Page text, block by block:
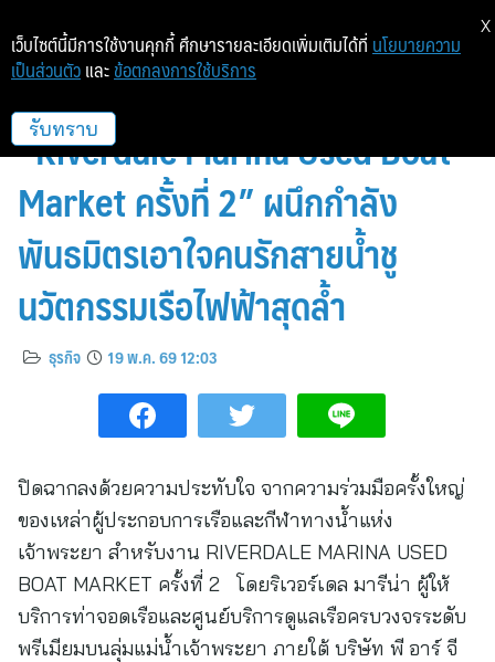
ริเวอร์เดล มารีน่า จัดใหญ่
“Riverdale Marina Used Boat
Market ครั้งที่ 2” ผนึกกำลัง
พันธมิตรเอาใจคนรักสายน้ำชู
นวัตกรรมเรือไฟฟ้าสุดล้ำ
ธุรกิจ 19 พ.ค. 69 12:03
ปิดฉากลงด้วยความประทับใจ จากความร่วมมือครั้งใหญ่
ของเหล่าผู้ประกอบการเรือและกีฬาทางน้ำแห่ง
เจ้าพระยา สำหรับงาน RIVERDALE MARINA USED
BOAT MARKET ครั้งที่ 2 โดยริเวอร์เดล มารีน่า ผู้ให้
บริการท่าจอดเรือและศูนย์บริการดูแลเรือครบวงจรระดับ
พรีเมียมบนลุ่มแม่น้ำเจ้าพระยา ภายใต้ บริษัท พี อาร์ จี
เว็บไซต์นี้มีการใช้งานคุกกี้ ศึกษารายละเอียดเพิ่มเติมได้ที่ นโยบายความ
เป็นส่วนตัว และ ข้อตกลงการใช้บริการ
รับทราบ
X